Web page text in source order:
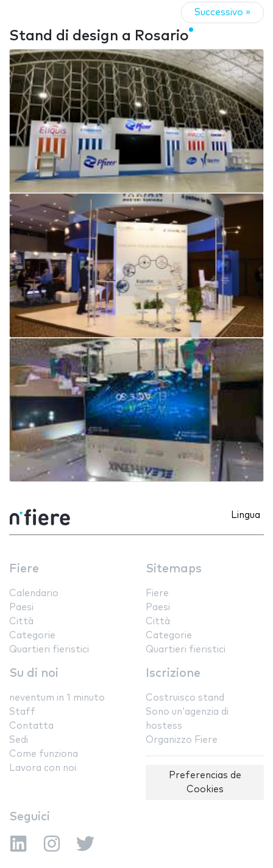
Successivo »
Stand di design a Rosario
Lingua
Fiere
Calendario
Paesi
Città
Categorie
Quartieri fieristici
Sitemaps
Fiere
Paesi
Città
Categorie
Quartieri fieristici
Su di noi
neventum in 1 minuto
Staff
Contatta
Sedi
Come funziona
Lavora con noi
Iscrizione
Costruisco stand
Sono un'agenzia di
hostess
Organizzo Fiere
Preferencias de
Cookies
Seguici